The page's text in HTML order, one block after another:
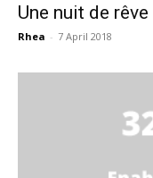
Une nuit de rêve
Rhea - 7 April 2018